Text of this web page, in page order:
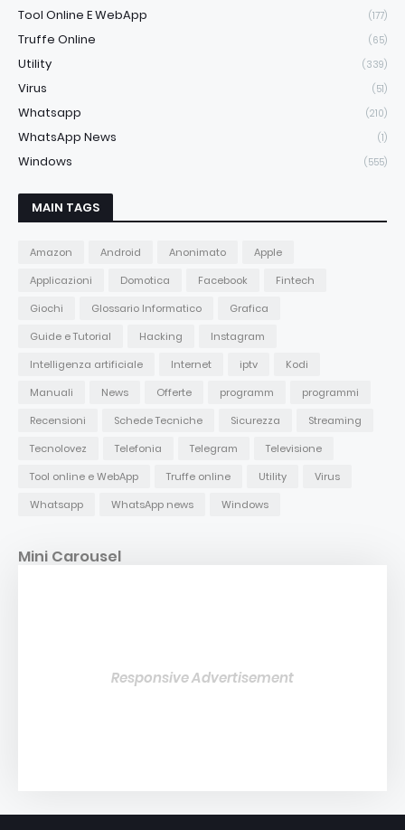
Tool Online E WebApp (177)
Truffe Online (65)
Utility (339)
Virus (51)
Whatsapp (210)
WhatsApp News (1)
Windows (555)
MAIN TAGS
Amazon Android Anonimato
Apple
Applicazioni
Domotica Facebook
Fintech
Giochi
Glossario Informatico
Grafica
Guide e Tutorial
Hacking
Instagram
Intelligenza artificiale
Internet iptv
Kodi
Manuali
News Offerte programm
programmi
Recensioni
Schede Tecniche Sicurezza
Streaming
Tecnolovez
Telefonia Telegram
Televisione
Tool online e WebApp
Truffe online Utility
Virus
Whatsapp
WhatsApp news Windows
Mini Carousel
Responsive Advertisement